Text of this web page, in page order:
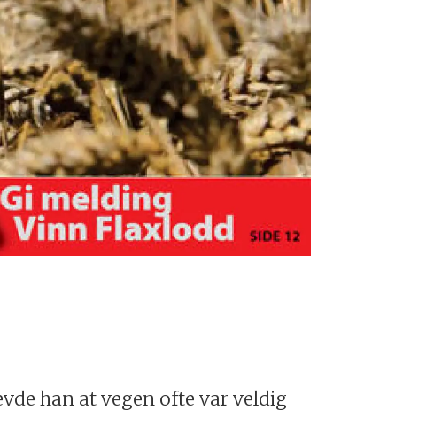
han at vegen ofte var veldig